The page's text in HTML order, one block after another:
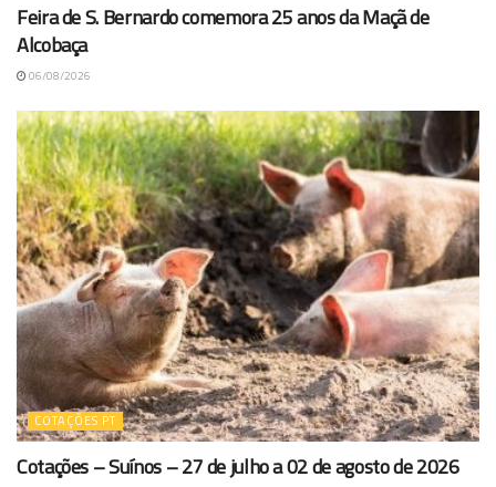
Feira de S. Bernardo comemora 25 anos da Maçã de
Alcobaça
06/08/2026
COTAÇÕES PT
Cotações – Suínos – 27 de julho a 02 de agosto de 2026